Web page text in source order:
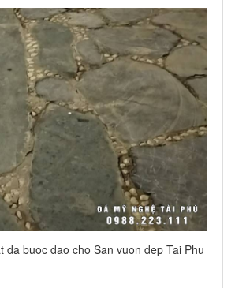
da buoc dao cho San vuon dep Tai Phu